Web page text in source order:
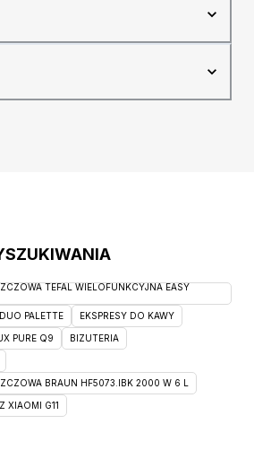
atutem mebla jest
na pościel. Dzięki temu
co pomaga utrzymać
miejsce. Szczegóły
TEFAL WIELOFUNKCYJNA EASY
PALETTE
EKSPRESY DO KAWY
PURE Q9 BIZUTERIA
BRAUN HF5073.IBK 2000 W 6 L
XIAOMI G11